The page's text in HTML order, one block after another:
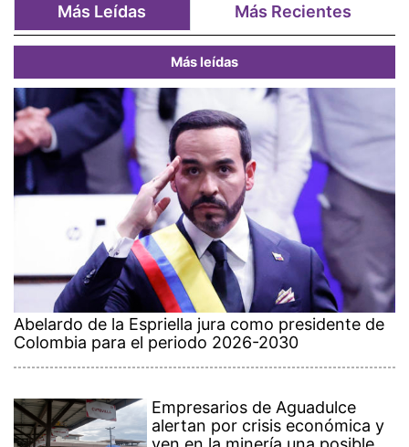
Más Leídas Más Recientes
Más leídas
Abelardo de la Espriella jura como presidente de
Colombia para el periodo 2026-2030
Empresarios de Aguadulce
alertan por crisis económica y